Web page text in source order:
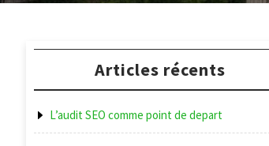
Articles récents
L’audit SEO comme point de depart